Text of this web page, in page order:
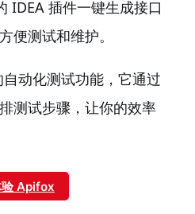
IDEA 插件一键生成接口
便测试和维护。
动化测试功能，它通过
测试步骤，让你的效率
验 Apifox